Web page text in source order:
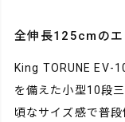
全伸長125cmのエ
King TORUNE EV-
を備えた小型10段
頃なサイズ感で普